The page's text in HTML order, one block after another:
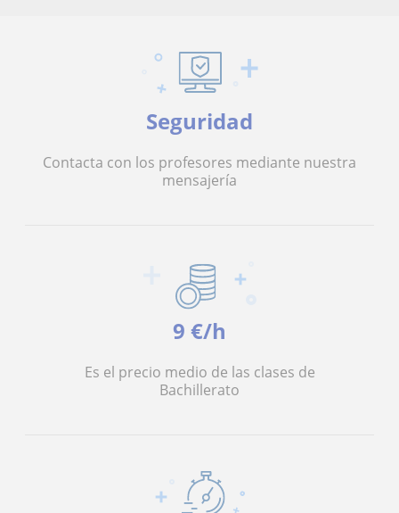
Seguridad
Contacta con los profesores mediante nuestra
mensajería
9 €/h
Es el precio medio de las clases de
Bachillerato